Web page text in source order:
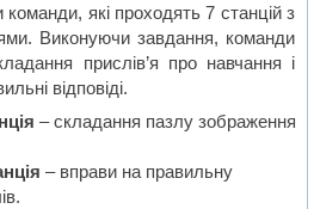
команди, які проходять 7 станцій з
Виконуючи завдання, команди
прислів’я про навчання і
відповіді.
– складання пазлу зображення
– вправи на правильну